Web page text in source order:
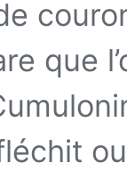
que